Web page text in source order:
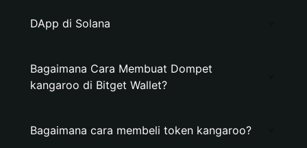
DApp di Solana
Bagaimana Cara Membuat Dompet
kangaroo di Bitget Wallet?
Bagaimana cara membeli token kangaroo?